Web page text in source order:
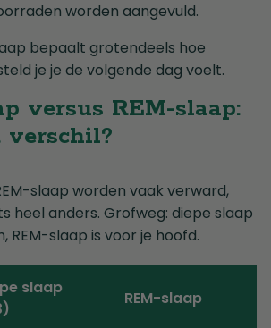
worden aangevuld.
bepaalt grotendeels hoe
je je de volgende dag voelt.
versus REM-slaap:
slaap worden vaak verward,
heel anders. Grofweg: diepe slaap
REM-slaap is voor je hoofd.
slaap
REM-slaap